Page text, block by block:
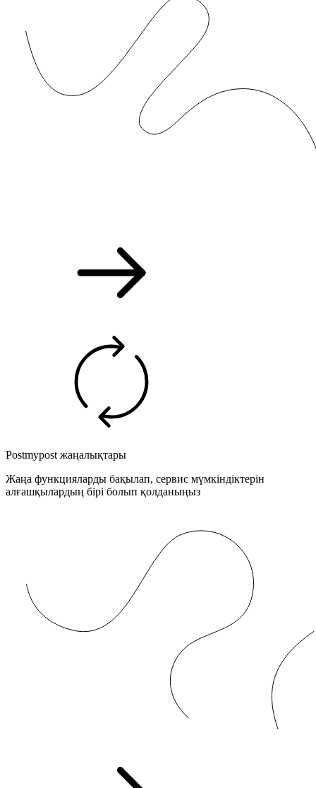
Postmypost жаңалықтары
Жаңа функцияларды бақылап, сервис мүмкіндіктерін
алғашқылардың бірі болып қолданыңыз